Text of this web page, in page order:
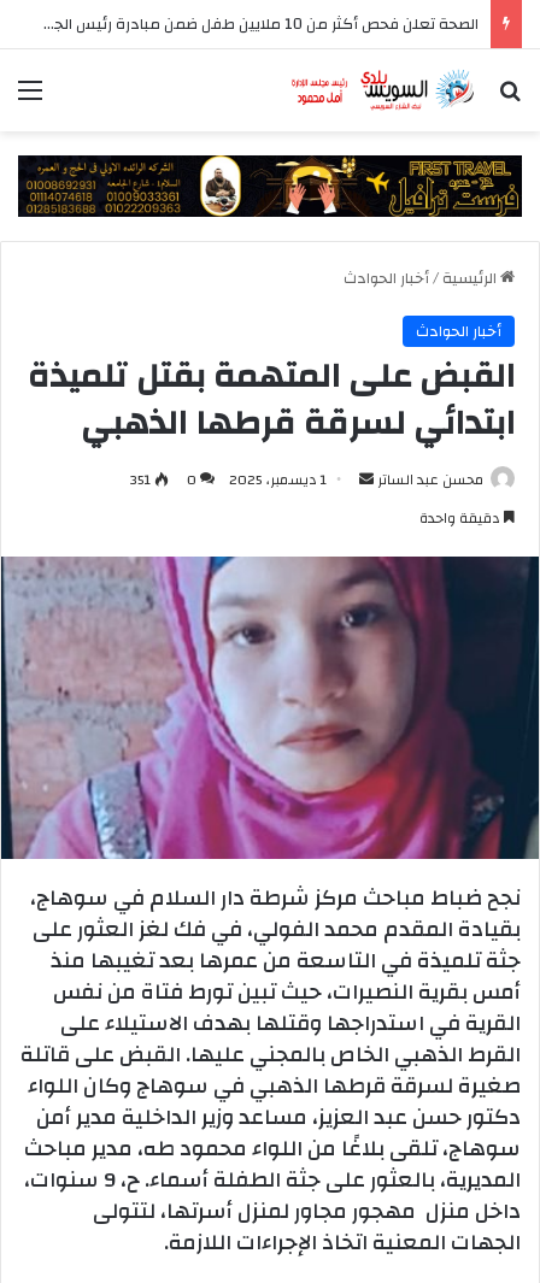
الصحة تعلن فحص أكثر من 10 ملايين طفل ضمن مبادرة رئيس الجمهورية للكشف المبكر وعلاج فقدان السمع لدى حديثي الولادة
بحث عن
الرئيسية/أخبار الحوادث
أخبار الحوادث
القبض على المتهمة بقتل تلميذة
ابتدائي لسرقة قرطها الذهبي
محسن عبد الساتر
أرسل 1 ديسمبر، 2025 0
351
دقيقة واحدة
نجح ضباط مباحث مركز شرطة دار السلام في سوهاج،
بقيادة المقدم محمد الفولي، في فك لغز العثور على
جثة تلميذة في التاسعة من عمرها بعد تغيبها منذ
أمس بقرية النصيرات، حيث تبين تورط فتاة من نفس
القرية في استدراجها وقتلها بهدف الاستيلاء على
القرط الذهبي الخاص بالمجني عليها. القبض على قاتلة
صغيرة لسرقة قرطها الذهبي في سوهاج وكان اللواء
دكتور حسن عبد العزيز، مساعد وزير الداخلية مدير أمن
سوهاج، تلقى بلاغًا من اللواء محمود طه، مدير مباحث
المديرية، بالعثور على جثة الطفلة أسماء. ح، 9 سنوات،
داخل منزل مهجور مجاور لمنزل أسرتها، لتتولى
الجهات المعنية اتخاذ الإجراءات اللازمة.